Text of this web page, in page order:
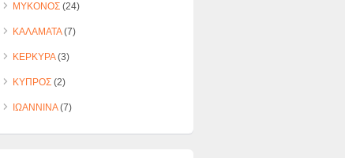
ΜΥΚΟΝΟΣ(24)
ΚΑΛΑΜΑΤΑ(7)
ΚΕΡΚΥΡΑ(3)
ΚΥΠΡΟΣ(2)
ΙΩΑΝΝΙΝΑ(7)